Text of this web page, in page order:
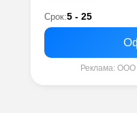
Срок:5 - 25
Реклама: ООО